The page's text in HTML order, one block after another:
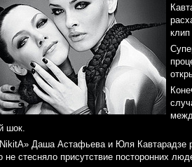
шок.
Даша Астафьева и Юля Кавтарадзе
не стесняло присутствие посторонних